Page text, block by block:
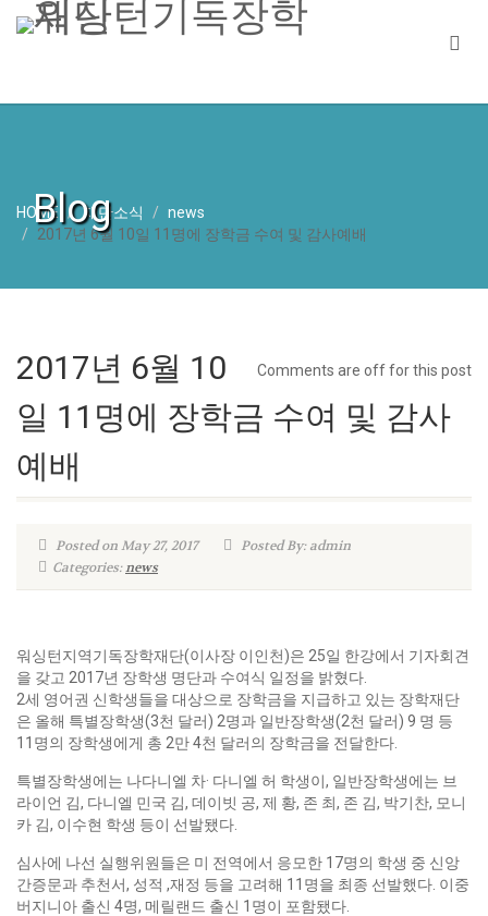
Blog
HOME 재단소식
news
2017년 6월 10일 11명에 장학금 수여 및 감사예배
Comments are off for this post
2017년 6월 10
일 11명에 장학금 수여 및 감사
예배
Posted on May 27, 2017
Posted By: admin
Categories:news
워싱턴지역기독장학재단(이사장 이인천)은 25일 한강에서 기자회견
을 갖고 2017년 장학생 명단과 수여식 일정을 밝혔다.
2세 영어권 신학생들을 대상으로 장학금을 지급하고 있는 장학재단
은 올해 특별장학생(3천 달러) 2명과 일반장학생(2천 달러) 9 명 등
11명의 장학생에게 총 2만 4천 달러의 장학금을 전달한다.
특별장학생에는 나다니엘 차· 다니엘 허 학생이, 일반장학생에는 브
라이언 김, 다니엘 민국 김, 데이빗 공, 제 황, 존 최, 존 김, 박기찬, 모니
카 김, 이수현 학생 등이 선발됐다.
심사에 나선 실행위원들은 미 전역에서 응모한 17명의 학생 중 신앙
간증문과 추천서, 성적 ,재정 등을 고려해 11명을 최종 선발했다. 이중
버지니아 출신 4명, 메릴랜드 출신 1명이 포함됐다.